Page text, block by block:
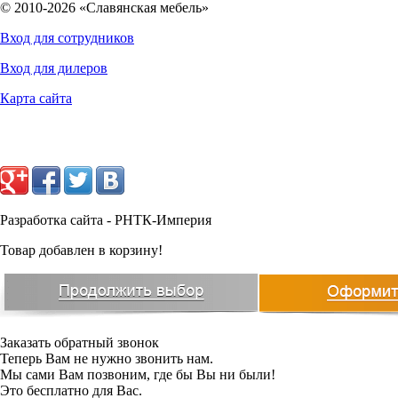
Количество полок:
-
Кассовая ячейка:
Тип замка:
Цвет:
Производитель, страна:
9824руб.
© 2010-2026 «Славянская мебель»
Вход для сотрудников
Вход для дилеров
Карта сайта
Разработка сайта - РНТК-Империя
Товар добавлен в корзину!
Заказать обратный звонок
Теперь Вам не нужно звонить нам.
Мы сами Вам позвоним, где бы Вы ни были!
Это бесплатно для Вас.